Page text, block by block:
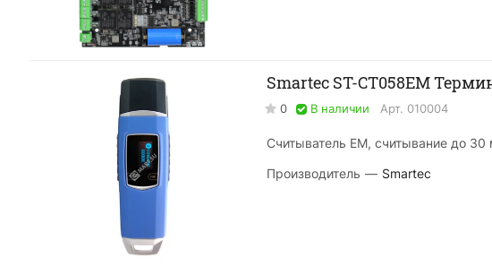
Smartec ST-CT058EM
0 В наличии Арт. 010004
Считыватель EM, считывание до 30
Производитель — Smartec